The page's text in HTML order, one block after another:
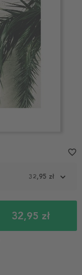
32,95 zł
32,95 zł
favorite_border